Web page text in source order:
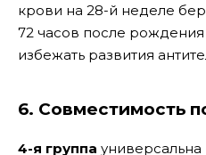
крови на 28-й неделе
72 часов после рождения
избежать развития
6. Совместимость
4-я группа